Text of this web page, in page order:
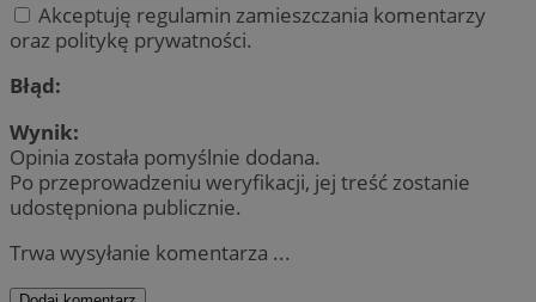
Akceptuję regulamin zamieszczania komentarzy
oraz politykę prywatności.
Błąd:
Wynik:
Opinia została pomyślnie dodana.
Po przeprowadzeniu weryfikacji, jej treść zostanie
udostępniona publicznie.
Trwa wysyłanie komentarza ...